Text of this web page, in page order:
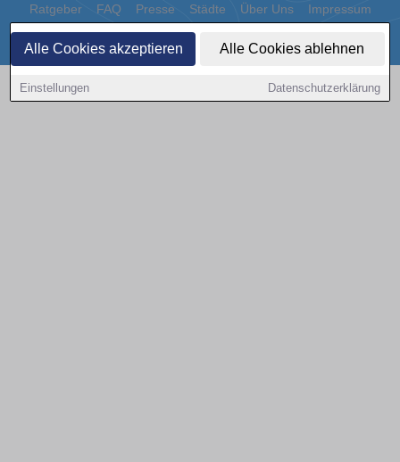
Alle Cookies akzeptieren Alle Cookies ablehnen
Einstellungen Datenschutzerklärung
Ratgeber FAQ Presse Städte Über Uns Impressum
Datenschutz Cookies
Copyright © 2000 - 2026 | 1A Infosysteme GmbH | Content by: 1a-sites-autos